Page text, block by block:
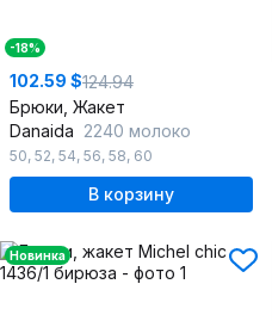
-18%
102.59 $124.94
Брюки, Жакет
Danaida 2240 молоко
50, 52, 54, 56, 58, 60
В корзину
Новинка